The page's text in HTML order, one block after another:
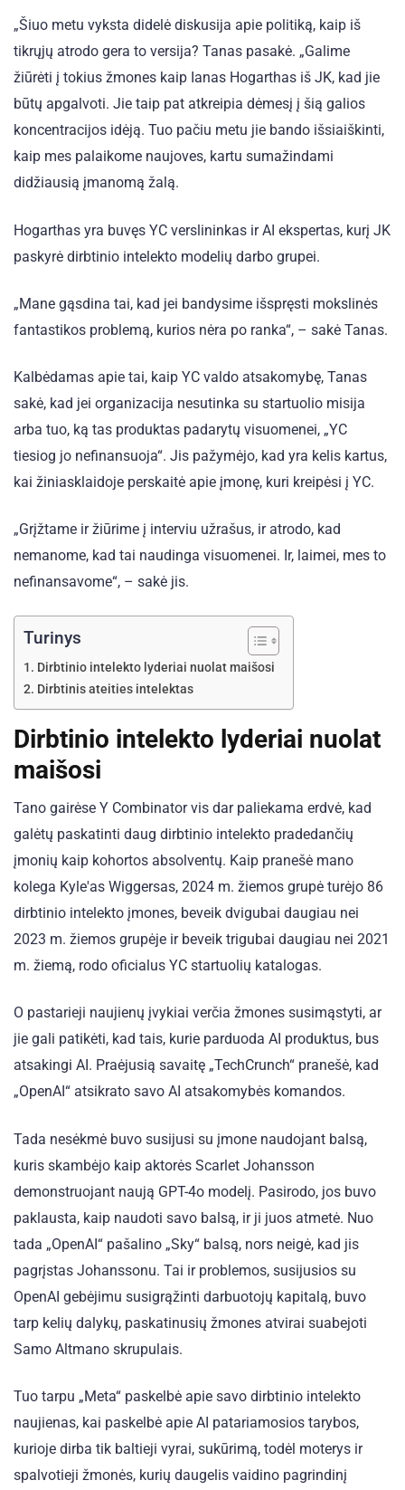
„Šiuo metu vyksta didelė diskusija apie politiką, kaip iš
tikrųjų atrodo gera to versija? Tanas pasakė. „Galime
žiūrėti į tokius žmones kaip Ianas Hogarthas iš JK, kad jie
būtų apgalvoti. Jie taip pat atkreipia dėmesį į šią galios
koncentracijos idėją. Tuo pačiu metu jie bando išsiaiškinti,
kaip mes palaikome naujoves, kartu sumažindami
didžiausią įmanomą žalą.
Hogarthas yra buvęs YC verslininkas ir AI ekspertas, kurį JK
paskyrė dirbtinio intelekto modelių darbo grupei.
„Mane gąsdina tai, kad jei bandysime išspręsti mokslinės
fantastikos problemą, kurios nėra po ranka“, – sakė Tanas.
Kalbėdamas apie tai, kaip YC valdo atsakomybę, Tanas
sakė, kad jei organizacija nesutinka su startuolio misija
arba tuo, ką tas produktas padarytų visuomenei, „YC
tiesiog jo nefinansuoja“. Jis pažymėjo, kad yra kelis kartus,
kai žiniasklaidoje perskaitė apie įmonę, kuri kreipėsi į YC.
„Grįžtame ir žiūrime į interviu užrašus, ir atrodo, kad
nemanome, kad tai naudinga visuomenei. Ir, laimei, mes to
nefinansavome“, – sakė jis.
Turinys
Dirbtinio intelekto lyderiai nuolat maišosi
Dirbtinis ateities intelektas
Dirbtinio intelekto lyderiai nuolat
maišosi
Tano gairėse Y Combinator vis dar paliekama erdvė, kad
galėtų paskatinti daug dirbtinio intelekto pradedančių
įmonių kaip kohortos absolventų. Kaip pranešė mano
kolega Kyle'as Wiggersas, 2024 m. žiemos grupė turėjo 86
dirbtinio intelekto įmones, beveik dvigubai daugiau nei
2023 m. žiemos grupėje ir beveik trigubai daugiau nei 2021
m. žiemą, rodo oficialus YC startuolių katalogas.
O pastarieji naujienų įvykiai verčia žmones susimąstyti, ar
jie gali patikėti, kad tais, kurie parduoda AI produktus, bus
atsakingi AI. Praėjusią savaitę „TechCrunch“ pranešė, kad
„OpenAI“ atsikrato savo AI atsakomybės komandos.
Tada nesėkmė buvo susijusi su įmone naudojant balsą,
kuris skambėjo kaip aktorės Scarlet Johansson
demonstruojant naują GPT-4o modelį. Pasirodo, jos buvo
paklausta, kaip naudoti savo balsą, ir ji juos atmetė. Nuo
tada „OpenAI“ pašalino „Sky“ balsą, nors neigė, kad jis
pagrįstas Johanssonu. Tai ir problemos, susijusios su
OpenAI gebėjimu susigrąžinti darbuotojų kapitalą, buvo
tarp kelių dalykų, paskatinusių žmones atvirai suabejoti
Samo Altmano skrupulais.
Tuo tarpu „Meta“ paskelbė apie savo dirbtinio intelekto
naujienas, kai paskelbė apie AI patariamosios tarybos,
kurioje dirba tik baltieji vyrai, sukūrimą, todėl moterys ir
spalvotieji žmonės, kurių daugelis vaidino pagrindinį